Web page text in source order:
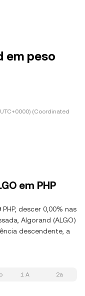
em peso
(Coordinated
em PHP
descer 0,00% nas
Algorand (ALGO)
descendente, a
1 A 2a